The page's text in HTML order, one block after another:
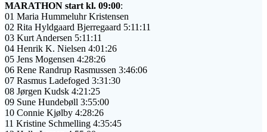
MARATHON start kl. 09:00:
01 Maria Hummeluhr Kristensen
02 Rita Hyldgaard Bjerregaard 5:11:11
03 Kurt Andersen 5:11:11
04 Henrik K. Nielsen 4:01:26
05 Jens Mogensen 4:28:26
06 Rene Randrup Rasmussen 3:46:06
07 Rasmus Ladefoged 3:31:30
08 Jørgen Kudsk 4:21:25
09 Sune Hundebøll 3:55:00
10 Connie Kjølby 4:28:26
11 Kristine Schmelling 4:35:45